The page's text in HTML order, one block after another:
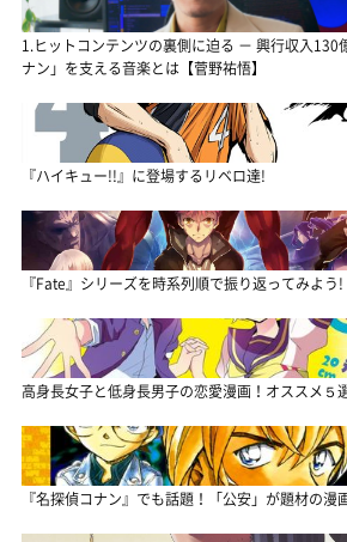
1.ヒットコンテンツの裏側に迫る － 興行収入130
ナン」を支える音楽とは【菅野祐悟】
『ハイキュー!!』に登場するリベロ達!
『Fate』シリーズを時系列順で振り返ってみよう!
高身長女子と低身長男子の恋愛漫画！オススメ５
『名探偵コナン』でも話題！「公安」が題材の漫